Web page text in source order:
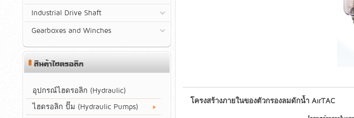
โครงสร้างภายในของตัวกรองลมดักน้ำ AirTAC
Industrial Drive Shaft
Gearboxes and Winches
สินค้าไฮดรอลิก
อุปกรณ์ไฮดรอลิก (Hydraulic)
ไฮดรอลิก ปั๊ม (Hydraulic Pumps)